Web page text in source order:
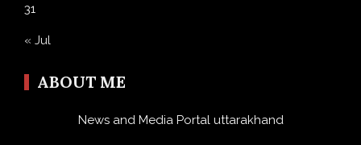
31
« Jul
ABOUT ME
News and Media Portal uttarakhand